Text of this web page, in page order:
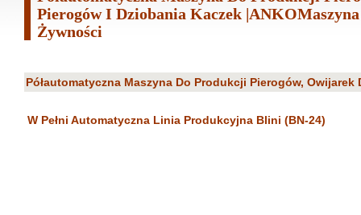
Pierogów I Dziobania Kaczek
Żywności
Półautomatyczna Maszyna Do Produkcji Pierogów,
W Pełni Automatyczna Linia Produkcyjna Blini (BN-24)